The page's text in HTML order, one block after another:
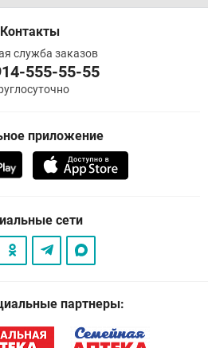
Контакты
служба заказов
555-55-55
приложение
сети
партнеры: